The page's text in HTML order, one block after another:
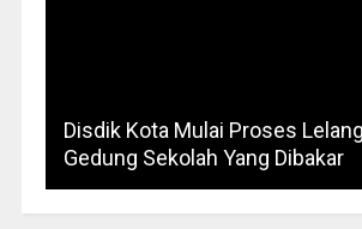
Disdik Kota Mulai Proses
Gedung Sekolah Yang Dibakar